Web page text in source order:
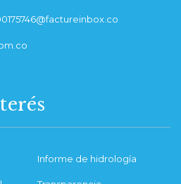
Informe de hidrología